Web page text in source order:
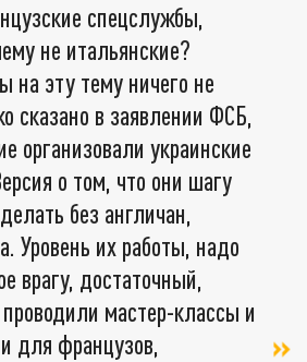
спецслужбы,
не итальянские?
на эту тему ничего не
сказано в заявлении ФСБ,
организовали украинские
о том, что они шагу
без англичан,
Уровень их работы, надо
врагу, достаточный,
мастер-классы и
для французов,